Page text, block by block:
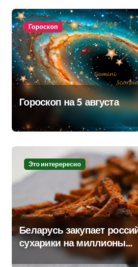
Гороскоп
Гороскоп на 5 августа
Это интерересно
Беларусь закупает
сухарики на миллионы
долларов – смотрим